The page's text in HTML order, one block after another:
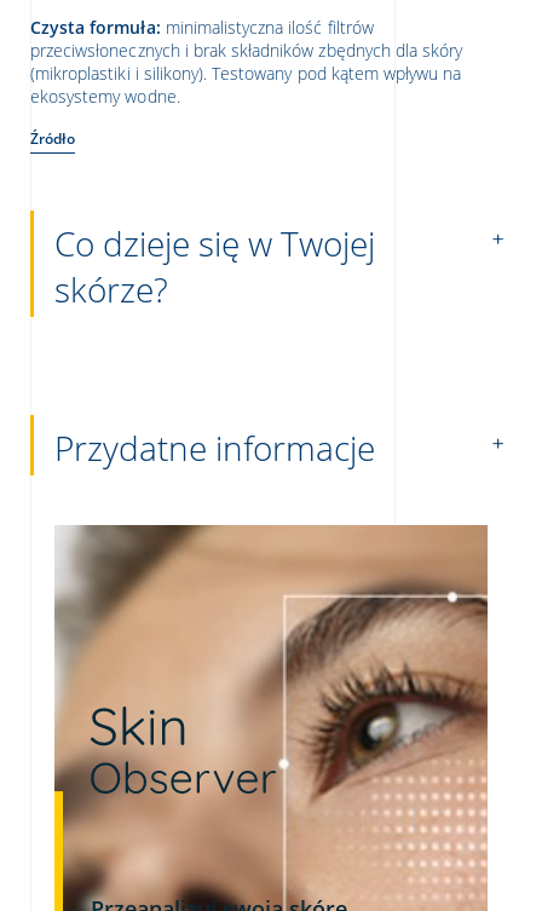
Czysta formuła: minimalistyczna ilość filtrów
przeciwsłonecznych i brak składników zbędnych dla skóry
(mikroplastiki i silikony). Testowany pod kątem wpływu na
ekosystemy wodne.
Źródło
Co dzieje się w Twojej
skórze?
Przydatne informacje